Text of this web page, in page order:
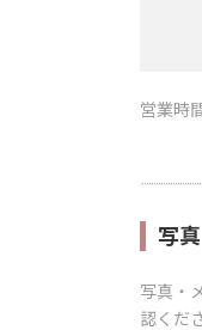
営業時
写真
写真・
認くだ